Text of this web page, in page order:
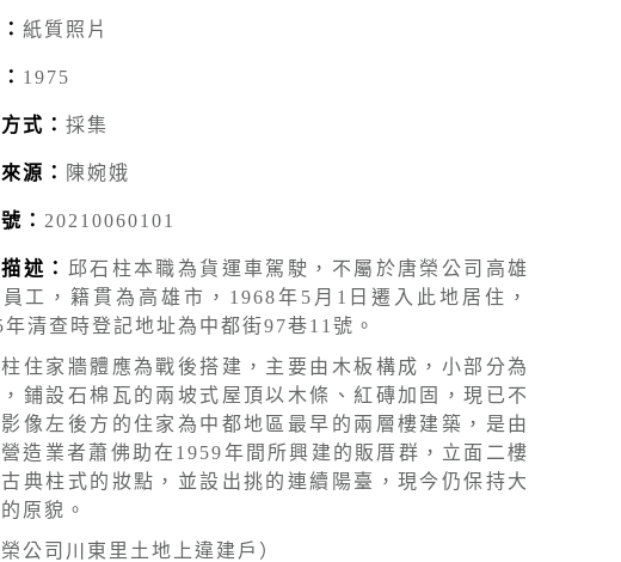
紙質照片
1975
式： 採集
源： 陳婉娥
： 20210060101
述：
邱石柱本職為貨運車駕駛，不屬於唐榮公司高雄
工，籍貫為高雄市，1968年5月1日遷入此地居住，
年清查時登記地址為中都街97巷11號。
柱住家牆體應為戰後搭建，主要由木板構成，小部分為
鋪設石棉瓦的兩坡式屋頂以木條、紅磚加固，現已不
像左後方的住家為中都地區最早的兩層樓建築，是由
造業者蕭佛助在1959年間所興建的販厝群，立面二樓
典柱式的妝點，並設出挑的連續陽臺，現今仍保持大
原貌。
榮公司川東里土地上違建戶）